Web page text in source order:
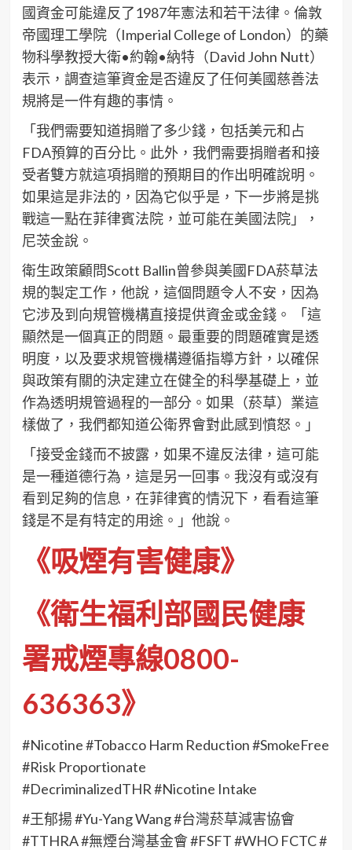
國資金可能違反了1987年憲法和若干法律。倫敦
帝國理工學院（Imperial College of London）的藥
物科學教授大衛•約翰•納特（David John Nutt）
表示，調查這筆資金是否違反了任何美國慈善法
規將是一件有趣的事情。
「我們需要知道捐贈了多少錢，包括美元和占
FDA預算的百分比。此外，我們需要捐贈者和接
受者雙方就這項捐贈的預期目的作出明確說明。
如果這是非法的，因為它似乎是，下一步將是挑
戰這一點在菲律賓法院，並可能在美國法院」，
尼茨金說。
衛生政策顧問Scott Ballin曾參與美國FDA菸草法
規的製定工作，他說，這個問題令人不安，因為
它涉及到向規管機構直接提供資金或金錢。 「這
顯然是一個真正的問題。最重要的問題確實是透
明度，以及要求規管機構遵循指導方針，以確保
與政策有關的決定建立在健全的科學基礎上，並
作為透明規管過程的一部分。如果（菸草）業這
樣做了，我們都知道公衛界會對此感到憤怒。」
「接受金錢而不披露，如果不違反法律，這可能
是一種道德行為，這是另一回事。我沒有或沒有
看到足夠的信息，在菲律賓的情況下，看看這筆
錢是不是有特定的用途。」他說。
《吸煙有害健康》
《衛生福利部國民健康
署戒煙專線0800-
636363》
#Nicotine #Tobacco Harm Reduction #SmokeFree
#Risk Proportionate
#DecriminalizedTHR #Nicotine Intake
#王郁揚 #Yu-Yang Wang #台灣菸草減害協會
#TTHRA #無煙台灣基金會 #FSFT #WHO FCTC #